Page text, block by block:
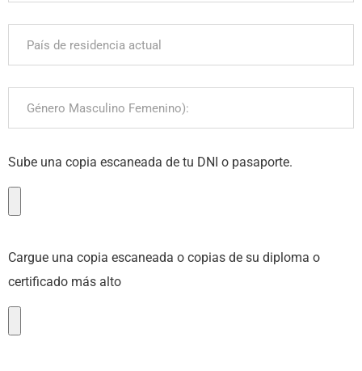
Sube una copia escaneada de tu DNI o pasaporte.
Cargue una copia escaneada o copias de su diploma o
certificado más alto